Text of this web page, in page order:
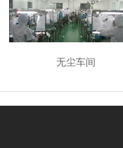
无尘车间